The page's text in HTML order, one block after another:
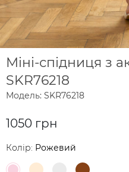
Міні-спідниця з
SKR76218
Модель: SKR76218
1050 грн
Колір: Рожевий